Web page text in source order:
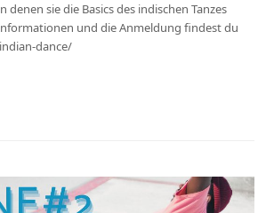
denen sie die Basics des indischen Tanzes
und die Anmeldung findest du
dance/